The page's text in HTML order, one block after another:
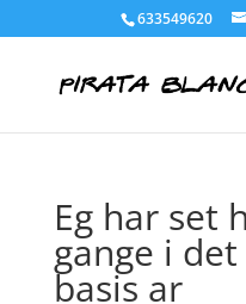
633549620
Eg har set
gange i
basis ar